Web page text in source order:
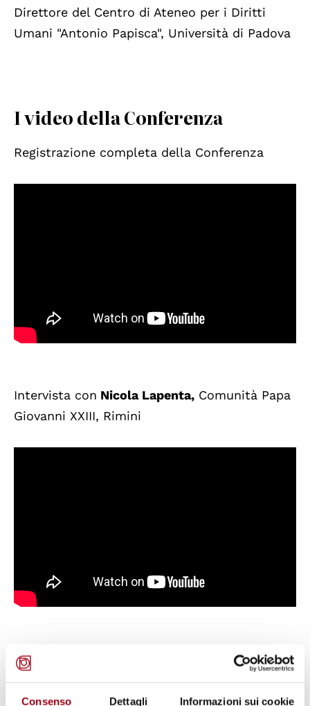
Consenso Dettagli Informazioni sui cookie
Direttore del Centro di Ateneo per i Diritti
Umani "Antonio Papisca", Università di Padova
I video della Conferenza
Registrazione completa della Conferenza
Intervista con Nicola Lapenta, Comunità Papa
Giovanni XXIII, Rimini
Intervista con
, Direttore del
Centro di Ateneo Diritti Umani "Antonio
Papisca"